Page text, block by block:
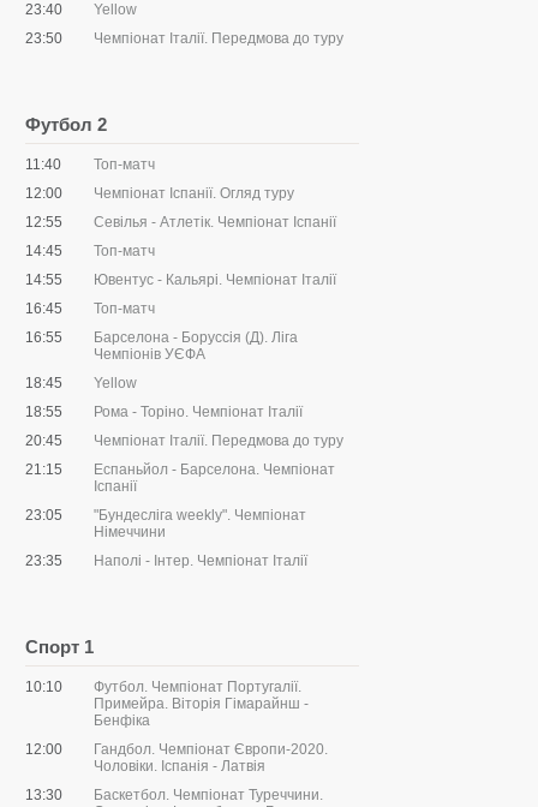
23:40
Yellow
23:50
Чемпіонат Італії. Передмова до туру
Футбол 2
11:40
Топ-матч
12:00
Чемпіонат Іспанії. Огляд туру
12:55
Севілья - Атлетік. Чемпіонат Іспанії
14:45
Топ-матч
14:55
Ювентус - Кальярі. Чемпіонат Італії
16:45
Топ-матч
16:55
Барселона - Боруссія (Д). Ліга
Чемпіонів УЄФА
18:45
Yellow
18:55
Рома - Торіно. Чемпіонат Італії
20:45
Чемпіонат Італії. Передмова до туру
21:15
Еспаньйол - Барселона. Чемпіонат
Іспанії
23:05
"Бундесліга weekly". Чемпіонат
Німеччини
23:35
Наполі - Інтер. Чемпіонат Італії
Спорт 1
10:10
Футбол. Чемпіонат Португалії.
Примейра. Віторія Гімарайнш -
Бенфіка
12:00
Гандбол. Чемпіонат Європи-2020.
Чоловіки. Іспанія - Латвія
13:30
Баскетбол. Чемпіонат Туреччини.